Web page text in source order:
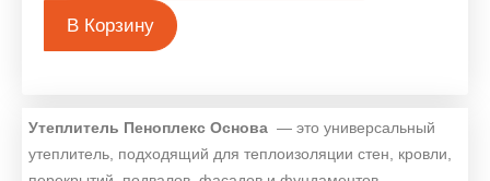
В Корзину
Утеплитель Пеноплекс Основа — это универсальный
утеплитель, подходящий для теплоизоляции стен, кровли,